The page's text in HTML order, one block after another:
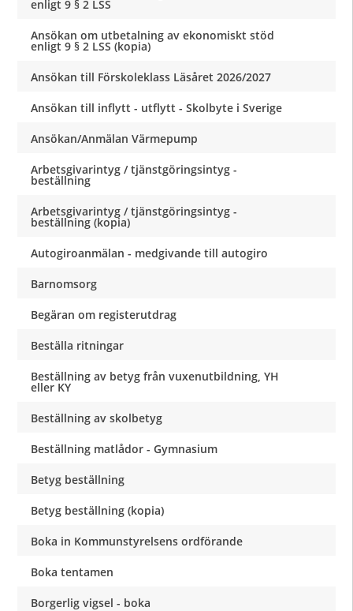
enligt 9 § 2 LSS
Ansökan om utbetalning av ekonomiskt stöd
enligt 9 § 2 LSS (kopia)
Ansökan till Förskoleklass Läsåret 2026/2027
Ansökan till inflytt - utflytt - Skolbyte i Sverige
Ansökan/Anmälan Värmepump
Arbetsgivarintyg / tjänstgöringsintyg -
beställning
Arbetsgivarintyg / tjänstgöringsintyg -
beställning (kopia)
Autogiroanmälan - medgivande till autogiro
Barnomsorg
Begäran om registerutdrag
Beställa ritningar
Beställning av betyg från vuxenutbildning, YH
eller KY
Beställning av skolbetyg
Beställning matlådor - Gymnasium
Betyg beställning
Betyg beställning (kopia)
Boka in Kommunstyrelsens ordförande
Boka tentamen
Borgerlig vigsel - boka